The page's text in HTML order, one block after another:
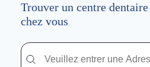
Trouver un centre
chez vous
Trouver un centre
Trouver un centre dentaire